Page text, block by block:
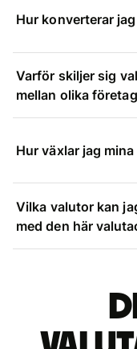
Hur konverterar
Varför skiljer sig
mellan olika
Hur växlar jag
Vilka valutor kan
med den här